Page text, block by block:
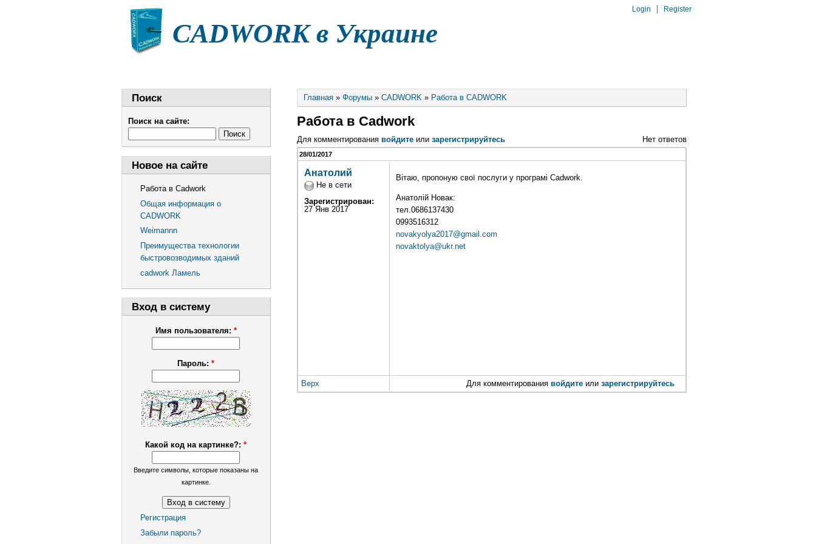
CADWORK в Украине
Login Register
Поиск
Поиск на сайте:
Новое на сайте
Работа в Cadwork
Общая информация о
CADWORK
Weimannn
Преимущества технологии
быстровозводимых зданий
cadwork Ламель
Вход в систему
Имя пользователя: *
Пароль:*
Какой код на картинке?:*
Введите символы, которые показаны на
картинке.
Регистрация
Забыли пароль?
Главная »Форумы »CADWORK » Работа в CADWORK
Работа в Cadwork
Для комментированиявойдите илизарегистрируйтесь Нет ответов
28/01/2017
Анатолий
Не в сети
Зарегистрирован:
27 Янв 2017
Вітаю, пропоную свої послуги у програмі Cadwork.
Анатолій Новак:
тел.0686137430
0993516312
novakyolya2017@gmail.com
novaktolya@ukr.net
Верх Для комментирования войдитеили зарегистрируйтесь